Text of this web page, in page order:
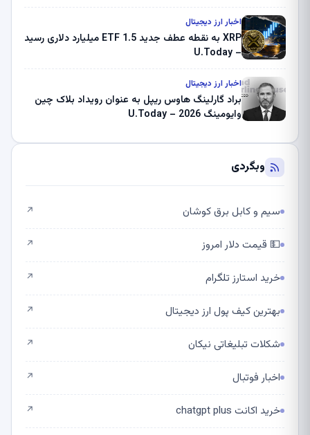
اخبار ارز دیجیتال
XRP به نقطه عطف جدید ETF 1.5 میلیارد دلاری رسید
– U.Today
اخبار ارز دیجیتال
براد گارلینگ هاوس ریپل به عنوان رویداد بلاک چین
وایومینگ 2026 – U.Today
وبگردی
سیم و کابل برق کوشان ↗
💵 قیمت دلار امروز ↗
خرید استارز تلگرام ↗
بهترین کیف پول ارز دیجیتال ↗
شکلات تبلیغاتی نیکان ↗
اخبار فوتبال ↗
خرید اکانت chatgpt plus ↗